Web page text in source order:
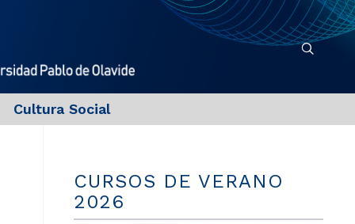
Cultura Social
CURSOS DE VERANO
2026